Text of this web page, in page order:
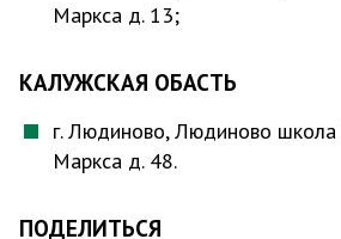
Маркса д. 13;
КАЛУЖСКАЯ ОБАСТЬ
г. Людиново, Людиново
Маркса д. 48.
ПОДЕЛИТЬСЯ